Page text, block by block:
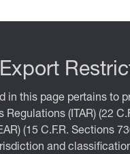
Export
in this page pertains to
(ITAR) (22
(15 C.F.R. Sections
and